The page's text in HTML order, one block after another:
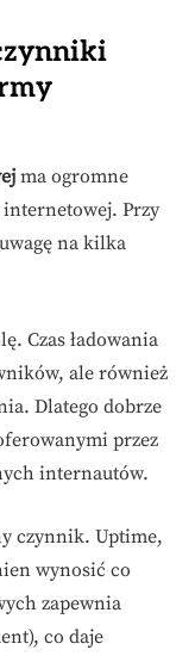
ma ogromne
Przy
na kilka
Czas ładowania
ale również
Dlatego dobrze
przez
internautów.
czynnik. Uptime,
wynosić co
zapewnia
co daje